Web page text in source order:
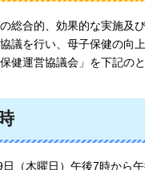
総合的、効果的な実施及
議を行い、母子保健の向
健運営協議会」を下記の
（木曜日）午後7時から